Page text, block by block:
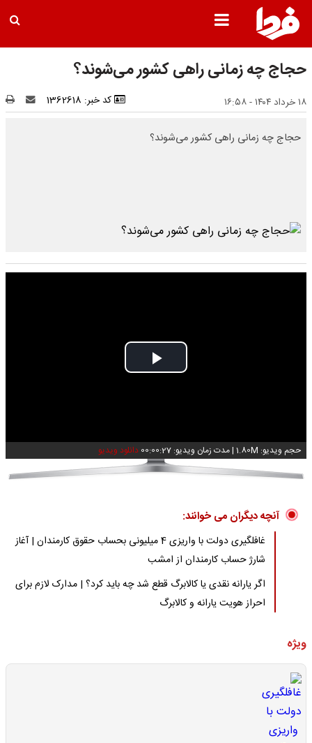
حجاج چه زمانی راهی کشور می‌شوند؟
۱۸ خرداد ۱۴۰۴ - ۱۶:۵۸ کد خبر: 1362618
حجاج چه زمانی راهی کشور می‌شوند؟
Play
حجم ویدیو: 1.80M |مدت زمان ویدیو: 00:00:27 دانلود ویدیو
آنچه دیگران می خوانند:
غافلگیری دولت با واریزی 4 میلیونی بحساب حقوق کارمندان | آغاز
شارژ حساب کارمندان از امشب
اگر یارانه نقدی یا کالابرگ قطع شد چه باید کرد؟ | مدارک لازم برای
احراز هویت یارانه و کالابرگ
ویژه